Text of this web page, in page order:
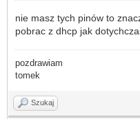
nie masz tych pinów to
pobrac z dhcp jak
pozdrawiam
tomek
Szukaj